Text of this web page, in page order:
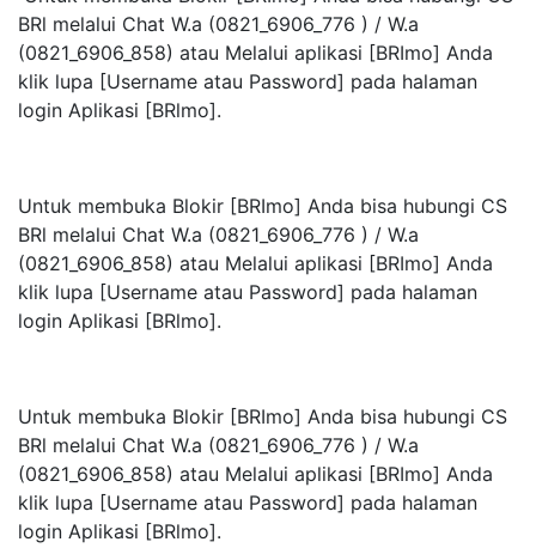
BRl melalui Chat W.a (0821_6906_776 ) / W.a
(0821_6906_858) atau Melalui aplikasi [BRImo] Anda
klik lupa [Username atau Password] pada halaman
login Aplikasi [BRlmo].
Untuk membuka Blokir [BRImo] Anda bisa hubungi CS
BRl melalui Chat W.a (0821_6906_776 ) / W.a
(0821_6906_858) atau Melalui aplikasi [BRImo] Anda
klik lupa [Username atau Password] pada halaman
login Aplikasi [BRlmo].
Untuk membuka Blokir [BRImo] Anda bisa hubungi CS
BRl melalui Chat W.a (0821_6906_776 ) / W.a
(0821_6906_858) atau Melalui aplikasi [BRImo] Anda
klik lupa [Username atau Password] pada halaman
login Aplikasi [BRlmo].